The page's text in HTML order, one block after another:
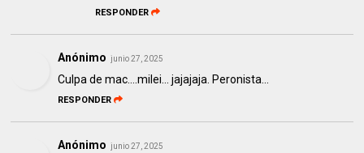
RESPONDER
Anónimo junio 27, 2025
Culpa de mac....milei... jajajaja. Peronista...
RESPONDER
Anónimo junio 27, 2025